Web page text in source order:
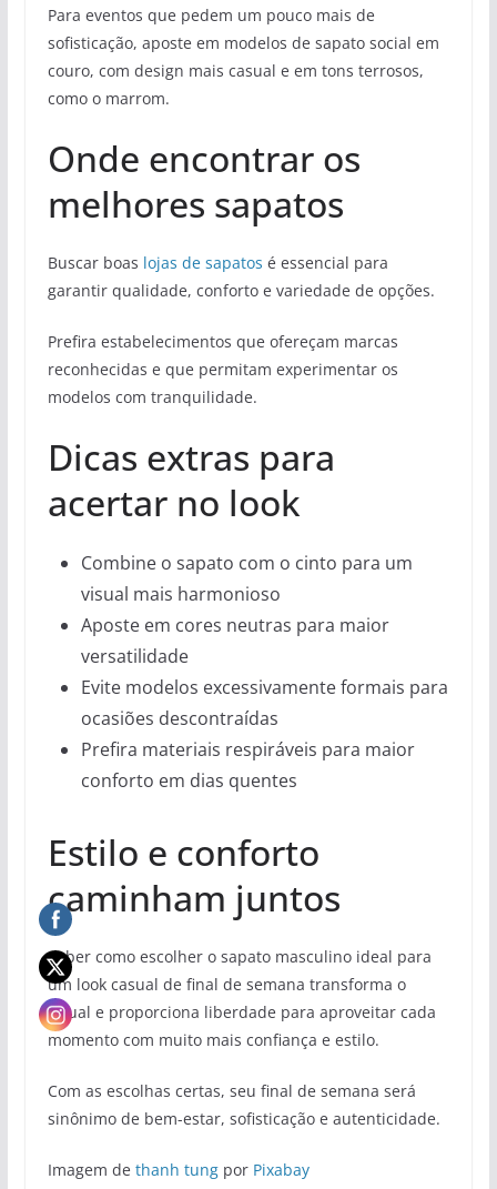
Para eventos que pedem um pouco mais de
sofisticação, aposte em modelos de sapato social em
couro, com design mais casual e em tons terrosos,
como o marrom.
Onde encontrar os
melhores sapatos
Buscar boas lojas de sapatos é essencial para
garantir qualidade, conforto e variedade de opções.
Prefira estabelecimentos que ofereçam marcas
reconhecidas e que permitam experimentar os
modelos com tranquilidade.
Dicas extras para
acertar no look
Combine o sapato com o cinto para um
visual mais harmonioso
Aposte em cores neutras para maior
versatilidade
Evite modelos excessivamente formais para
ocasiões descontraídas
Prefira materiais respiráveis para maior
conforto em dias quentes
Estilo e conforto
caminham juntos
Saber como escolher o sapato masculino ideal para
um look casual de final de semana transforma o
visual e proporciona liberdade para aproveitar cada
momento com muito mais confiança e estilo.
Com as escolhas certas, seu final de semana será
sinônimo de bem-estar, sofisticação e autenticidade.
Imagem de thanh tungpor Pixabay